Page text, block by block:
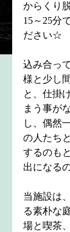
からくり
15～25分
ださい☆
込み合っ
様と少し
と、仕掛
まう事が
し、偶然
の人たち
するのも
出になる
当施設は
る素朴な
場と喫茶